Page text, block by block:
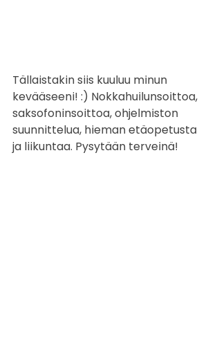
Tällaistakin siis kuuluu minun
kevääseeni! :) Nokkahuilunsoittoa,
saksofoninsoittoa, ohjelmiston
suunnittelua, hieman etäopetusta
ja liikuntaa. Pysytään terveinä!